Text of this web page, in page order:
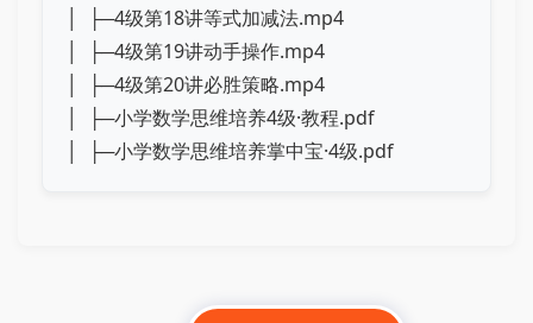
│ ├─4级第18讲等式加减法.mp4
│ ├─4级第19讲动手操作.mp4
│ ├─4级第20讲必胜策略.mp4
│ ├─小学数学思维培养4级·教程.pdf
│ ├─小学数学思维培养掌中宝·4级.pdf